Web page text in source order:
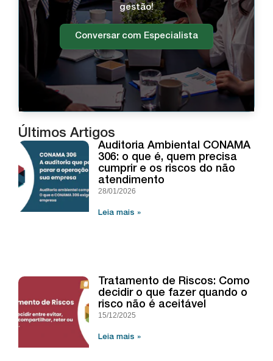
gestão!
Conversar com Especialista
Últimos Artigos
Auditoria Ambiental CONAMA
306: o que é, quem precisa
cumprir e os riscos do não
atendimento
28/01/2026
Leia mais »
Tratamento de Riscos: Como
decidir o que fazer quando o
risco não é aceitável
15/12/2025
Leia mais »